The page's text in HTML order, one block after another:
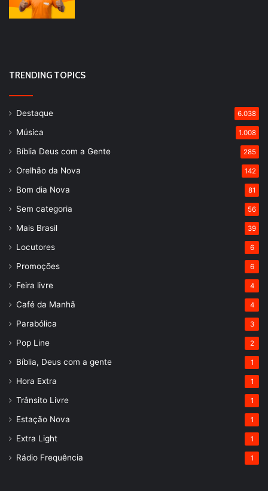
TRENDING TOPICS
Destaque 6.038
Música 1.008
Bíblia Deus com a Gente 285
Orelhão da Nova 142
Bom dia Nova 81
Sem categoria 56
Mais Brasil 39
Locutores 6
Promoções 6
Feira livre 4
Café da Manhã 4
Parabólica 3
Pop Line 2
Bíblia, Deus com a gente 1
Hora Extra 1
Trânsito Livre 1
Estação Nova 1
Extra Light 1
Rádio Frequência 1